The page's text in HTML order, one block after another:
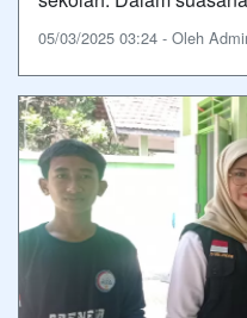
05/03/2025 03:24 - Oleh